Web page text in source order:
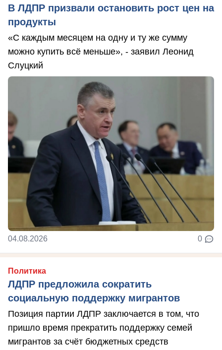
В ЛДПР призвали остановить рост цен на
продукты
«С каждым месяцем на одну и ту же сумму
можно купить всё меньше», - заявил Леонид
Слуцкий
04.08.2026 0
Политика
ЛДПР предложила сократить
социальную поддержку мигрантов
Позиция партии ЛДПР заключается в том, что
пришло время прекратить поддержку семей
мигрантов за счёт бюджетных средств